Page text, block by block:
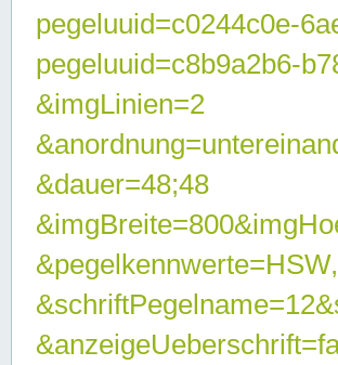
pegeluuid=c0244c0e-
pegeluuid=c8b9a2b6-
&imgLinien=2
&dauer=48;48